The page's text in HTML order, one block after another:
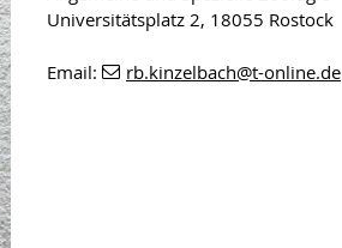
Universitätsplatz 2, 18055 Rostock
Email: rb.kinzelbach@t-online.de